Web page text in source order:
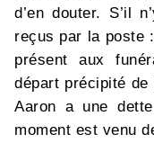
d’en douter. S’il
reçus par la poste
présent aux
départ précipité
Aaron a une
moment est venu